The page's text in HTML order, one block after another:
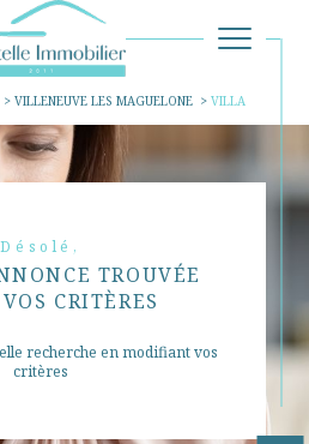
VILLENEUVE LES MAGUELONE VILLA
Désolé,
TROUVÉE
CRITÈRES
recherche en modifiant vos
critères